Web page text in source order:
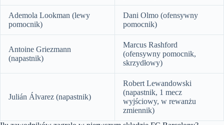
Ademola Lookman (lewy
pomocnik)
Dani Olmo (ofensywny
pomocnik)
Antoine Griezmann
(napastnik)
Marcus Rashford
(ofensywny pomocnik,
skrzydłowy)
Julián Álvarez (napastnik)
Robert Lewandowski
(napastnik, 1 mecz
wyjściowy, w rewanżu
zmiennik)